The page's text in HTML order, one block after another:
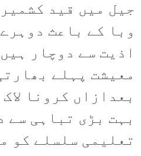
جیل میں قید
وبا کے باعث
اذیت سے دوچار
معیشت پہلے
بعدازاں کرونا
بہت بڑی تباہی سے
تعلیمی سلسلے کو